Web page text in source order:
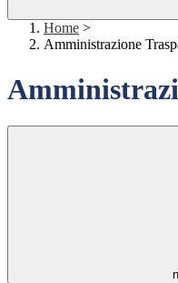
Home >
Amministrazione